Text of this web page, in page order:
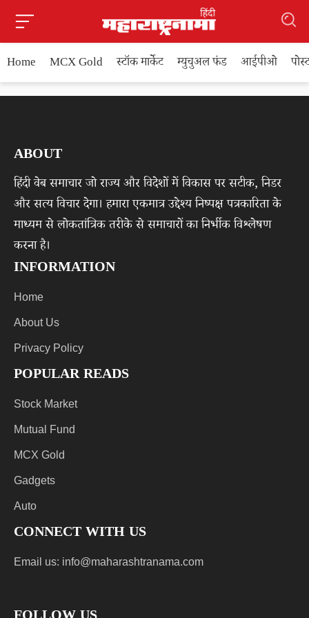
Home MCX Gold स्टॉक मार्केट म्युचुअल फंड आईपीओ
ABOUT
हिंदी वेब समाचार जो राज्य और विदेशों में विकास पर सटीक, निडर
और सत्य विचार देगा। हमारा एकमात्र उद्देश्य निष्पक्ष पत्रकारिता के
माध्यम से लोकतांत्रिक तरीके से समाचारों का निर्भीक विश्लेषण
करना है।
INFORMATION
Home
About Us
Privacy Policy
POPULAR READS
Stock Market
Mutual Fund
MCX Gold
Gadgets
Auto
CONNECT WITH US
Email us: info@maharashtranama.com